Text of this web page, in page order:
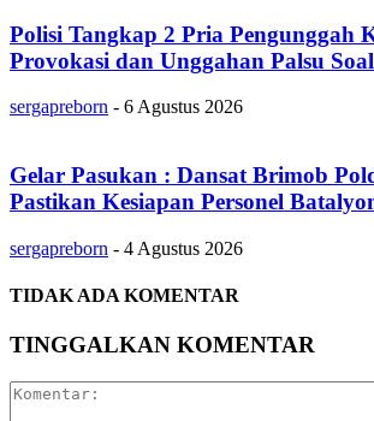
Polisi Tangkap 2 Pria Pengunggah
Provokasi dan Unggahan Palsu
sergapreborn - 6 Agustus 2026
Gelar Pasukan : Dansat Brimob
Pastikan Kesiapan Personel
sergapreborn - 4 Agustus 2026
TIDAK ADA KOMENTAR
TINGGALKAN KOMENTAR